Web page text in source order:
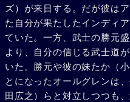
ズ）が来日する。だが彼は
た自分が果たしたインディ
ていた。一方、武士の勝元
より、自分の信じる武士道
いた。勝元や彼の妹たか（
とになったオールグレンは
田広之）らと対立しつつも